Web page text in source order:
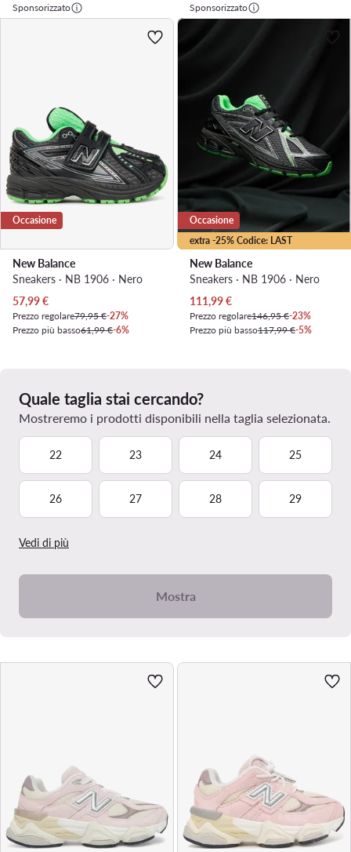
Sponsorizzato
Occasione
New Balance
Sneakers · NB 1906 · Nero
Prezzo attuale
57,99€
Prezzo regolare79,95 €-27%
Prezzo più basso61,99 €-6%
Sponsorizzato
extra -25% Codice: LAST
Occasione
New Balance
Sneakers · NB 1906 · Nero
Prezzo attuale
111,99€
Prezzo regolare146,95 €-23%
Prezzo più basso117,99 €-5%
Quale taglia stai cercando?
Mostreremo i prodotti disponibili nella taglia selezionata.
22 23 24 25
26 27 28 29
Vedi di più
Mostra